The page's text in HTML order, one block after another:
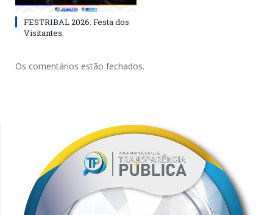
FESTRIBAL 2026: Festa dos
Visitantes.
Os comentários estão fechados.